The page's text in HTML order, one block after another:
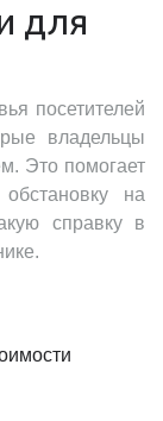
для
посетителей
владельцы
Это помогает
обстановку на
справку в